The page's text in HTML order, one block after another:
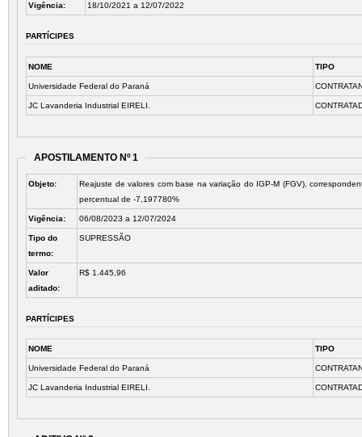
Vigência: 18/10/2021 a 12/07/2022
PARTÍCIPES
NOME TIPO
Universidade Federal do Paraná
JC Lavanderia Industrial EIRELI.
APOSTILAMENTO Nº 1
Objeto:
Reajuste de valores com base na variação do IGP-M (FGV),
percentual de -7,197780%
Vigência: 06/08/2023 a 12/07/2024
Tipo do
termo:
SUPRESSÃO
Valor
aditado:
R$ 1.445,96
PARTÍCIPES
NOME TIPO
Universidade Federal do Paraná
JC Lavanderia Industrial EIRELI.